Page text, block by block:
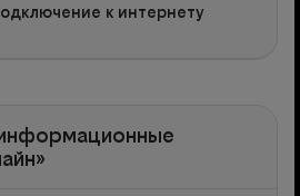
к интернету